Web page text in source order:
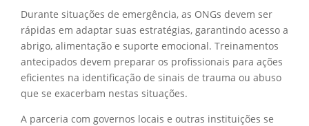
Durante situações de emergência, as ONGs devem ser
rápidas em adaptar suas estratégias, garantindo acesso a
abrigo, alimentação e suporte emocional. Treinamentos
antecipados devem preparar os profissionais para ações
eficientes na identificação de sinais de trauma ou abuso
que se exacerbam nestas situações.
A parceria com governos locais e outras instituições se